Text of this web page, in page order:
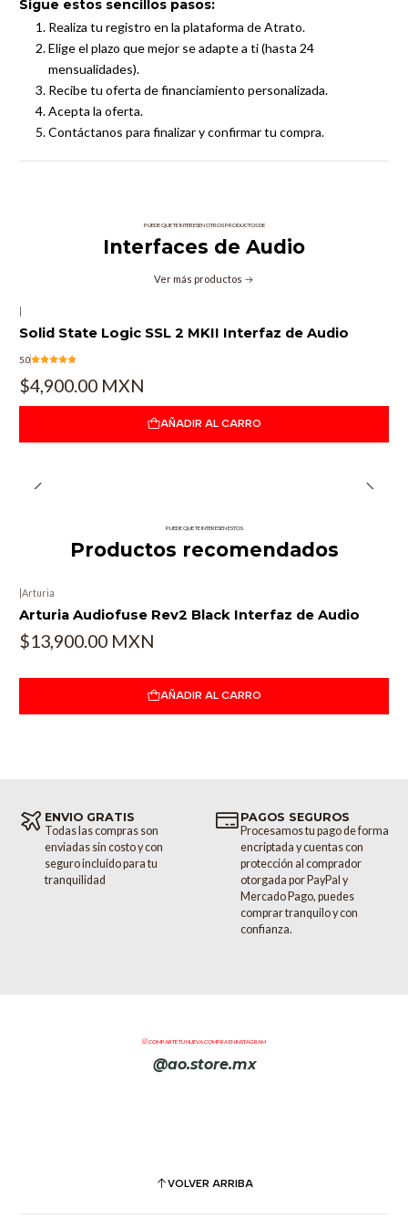
Sigue estos sencillos pasos:
Realiza tu registro en la plataforma de Atrato.
Elige el plazo que mejor se adapte a ti (hasta 24
mensualidades).
Recibe tu oferta de financiamiento personalizada.
Acepta la oferta.
Contáctanos para finalizar y confirmar tu compra.
PUEDE QUE TE INTERESEN OTROS PRODUCTOS DE
Interfaces de Audio
Ver más productos
Solid State Logic SSL 2 MKII Interfaz de Audio
5.0
$4,900.00 MXN
AÑADIR AL CARRO
PUEDE QUE TE INTERESEN ESTOS
Productos recomendados
Arturia
Arturia Audiofuse Rev2 Black Interfaz de Audio
$13,900.00 MXN
AÑADIR AL CARRO
ENVIO GRATIS
Todas las compras son
enviadas sin costo y con
seguro incluido para tu
tranquilidad
PAGOS SEGUROS
Procesamos tu pago de forma
encriptada y cuentas con
protección al comprador
otorgada por PayPal y
Mercado Pago, puedes
comprar tranquilo y con
confianza.
COMPARTE TU NUEVA COMPRA EN INSTAGRAM
@ao.store.mx
VOLVER ARRIBA